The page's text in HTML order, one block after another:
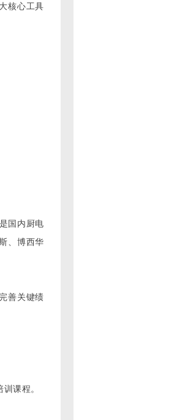
核心工具
国内厨电
、博西华
善关键绩
课程。